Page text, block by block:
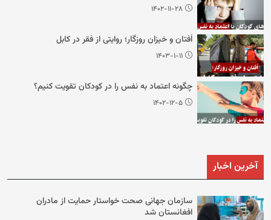
۱۴۰۲-۱۱-۲۸
اُفتان و خیزان روزگار؛ روایتی از فقر در کابل
۱۴۰۳-۱-۱۱
چگونه اعتماد به نفس را در کودکان تقویت کنیم؟
۱۴۰۲-۱۲-۵
آخرین اخبار
سازمان جهانی صحت خواستار حمایت از مادران
افغانستان شد